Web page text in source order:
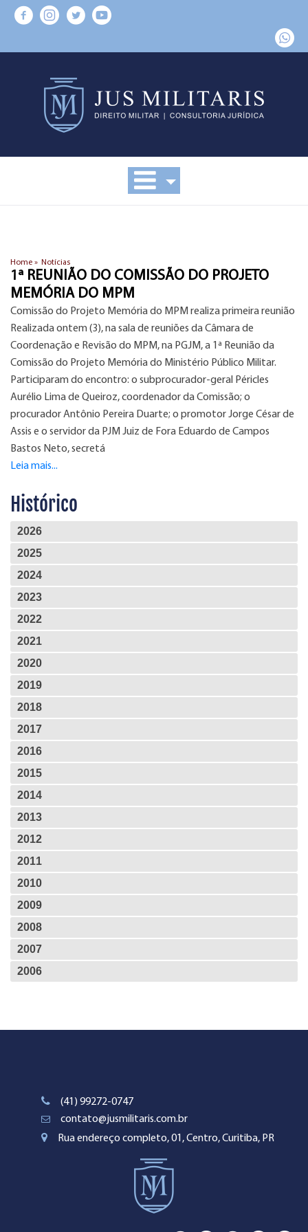
Home » Notícias
1ª REUNIÃO DO COMISSÃO DO PROJETO
MEMÓRIA DO MPM
Comissão do Projeto Memória do MPM realiza primeira reunião
Realizada ontem (3), na sala de reuniões da Câmara de
Coordenação e Revisão do MPM, na PGJM, a 1ª Reunião da
Comissão do Projeto Memória do Ministério Público Militar.
Participaram do encontro: o subprocurador-geral Péricles
Aurélio Lima de Queiroz, coordenador da Comissão; o
procurador Antônio Pereira Duarte; o promotor Jorge César de
Assis e o servidor da PJM Juiz de Fora Eduardo de Campos
Bastos Neto, secretá
Leia mais...
Histórico
2026
2025
2024
2023
2022
2021
2020
2019
2018
2017
2016
2015
2014
2013
2012
2011
2010
2009
2008
2007
2006
(41) 99272-0747
contato@jusmilitaris.com.br
Rua endereço completo, 01, Centro, Curitiba, PR